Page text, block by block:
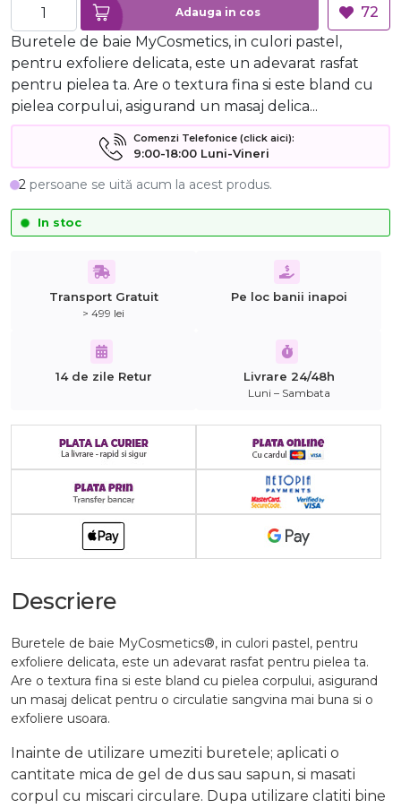
Adauga in cos
72
Buretele de baie MyCosmetics, in culori pastel,
pentru exfoliere delicata, este un adevarat rasfat
pentru pielea ta. Are o textura fina si este bland cu
pielea corpului, asigurand un masaj delica...
Comenzi Telefonice (click aici):
9:00-18:00 Luni-Vineri
2 persoane se uită acum la acest produs.
In stoc
Transport Gratuit
> 499 lei
Pe loc banii inapoi
14 de zile Retur Livrare 24/48h
Luni – Sambata
Descriere
Buretele de baie MyCosmetics®, in culori pastel, pentru
exfoliere delicata, este un adevarat rasfat pentru pielea ta.
Are o textura fina si este bland cu pielea corpului, asigurand
un masaj delicat pentru o circulatie sangvina mai buna si o
exfoliere usoara.
Inainte de utilizare umeziti buretele; aplicati o
cantitate mica de gel de dus sau sapun, si masati
corpul cu miscari circulare. Dupa utilizare clatiti bine